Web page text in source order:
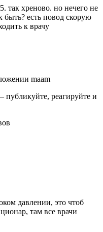
так хреново. но нечего не
быть? есть повод скорую
к врачу
maam
реагируйте и
давлении, это чтоб
там все врачи